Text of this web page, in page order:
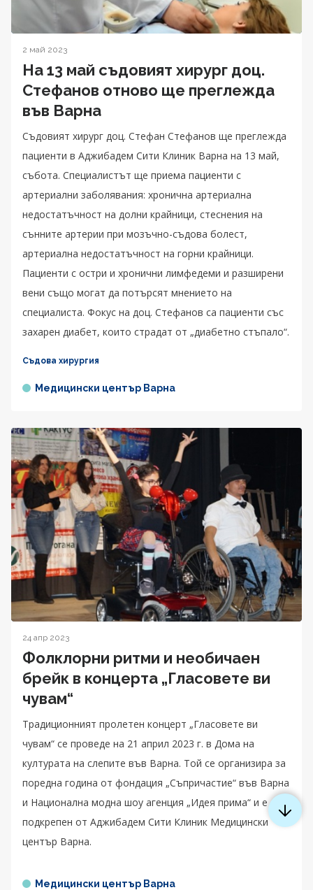
2 май 2023
На 13 май съдовият хирург доц.
Стефанов отново ще преглежда
във Варна
Съдовият хирург доц. Стефан Стефанов ще преглежда
пациенти в Аджибадем Сити Клиник Варна на 13 май,
събота. Специалистът ще приема пациенти с
артериални заболявания: хронична артериална
недостатъчност на долни крайници, стеснения на
сънните артерии при мозъчно-съдова болест,
артериална недостатъчност на горни крайници.
Пациенти с остри и хронични лимфедеми и разширени
вени също могат да потърсят мнението на
специалиста. Фокус на доц. Стефанов са пациенти със
захарен диабет, които страдат от „диабетно стъпало“.
Съдова хирургия
Медицински център Варна
24 апр 2023
Фолклорни ритми и необичаен
брейк в концерта „Гласовете ви
чувам“
Традиционният пролетен концерт „Гласовете ви
чувам“ се проведе на 21 април 2023 г. в Дома на
културата на слепите във Варна. Той се организира за
поредна година от фондация „Съпричастие“ във Варна
и Национална модна шоу агенция „Идея прима“ и е
подкрепен от Аджибадем Сити Клиник Медицински
център Варна.
Медицински център Варна